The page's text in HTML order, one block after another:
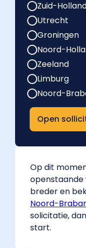
Zuid-
Utrecht
Groningen
Noord-
Zeeland
Limburg
Noord-
Open
Op dit
openstaande
breder en
Noord-
solicitatie,
start.